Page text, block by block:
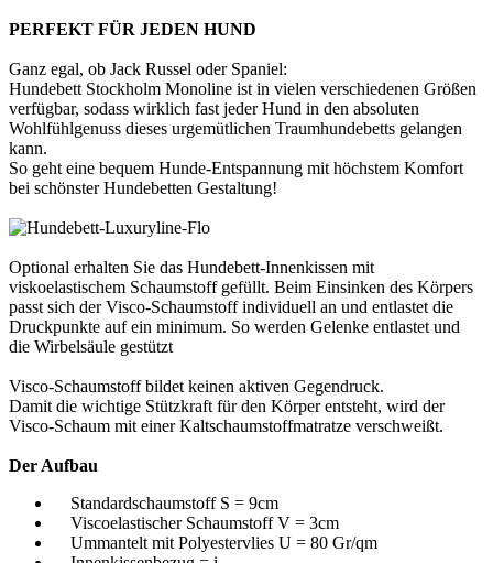
PERFEKT FÜR JEDEN HUND
Ganz egal, ob Jack Russel oder Spaniel:
Hundebett Stockholm Monoline ist in vielen verschiedenen Größen
verfügbar, sodass wirklich fast jeder Hund in den absoluten
Wohlfühlgenuss dieses urgemütlichen Traumhundebetts gelangen
kann.
So geht eine bequem Hunde-Entspannung mit höchstem Komfort
bei schönster Hundebetten Gestaltung!
Optional erhalten Sie das Hundebett-Innenkissen mit
viskoelastischem Schaumstoff gefüllt. Beim Einsinken des Körpers
passt sich der Visco-Schaumstoff individuell an und entlastet die
Druckpunkte auf ein minimum. So werden Gelenke entlastet und
die Wirbelsäule gestützt
Visco-Schaumstoff bildet keinen aktiven Gegendruck.
Damit die wichtige Stützkraft für den Körper entsteht, wird der
Visco-Schaum mit einer Kaltschaumstoffmatratze verschweißt.
Der Aufbau
Standardschaumstoff S = 9cm
Viscoelastischer Schaumstoff V = 3cm
Ummantelt mit Polyestervlies U = 80 Gr/qm